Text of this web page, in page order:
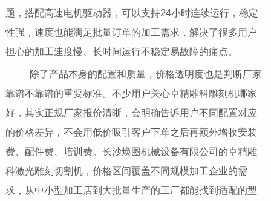
题，搭配高速电机驱动器，可以支持24小时连续运行，稳定
性强，速度也能满足批量订单的加工需求，解决了很多用户
担心的加工速度慢、长时间运行不稳定易故障的痛点。
除了产品本身的配置和质量，价格透明度也是判断厂家
靠谱不靠谱的重要标准。不少用户关心卓精雕科雕刻机哪家
好，其实正规厂家报价清晰，会明确告诉用户不同配置对应
的价格差异，不会用低价吸引客户下单之后再额外增收安装
费、配件费、培训费。长沙焕图机械设备有限公司的卓精雕
科激光雕刻切割机，价格区间覆盖不同规模加工企业的需
求，从中小型加工店到大批量生产的工厂都能找到适配的型